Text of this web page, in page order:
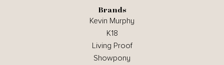
Brands
Kevin Murphy
K18
Living Proof
Showpony